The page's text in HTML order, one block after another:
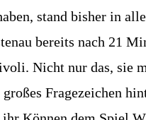
stand bisher in
bereits nach 21
Nicht nur das, sie
Fragezeichen